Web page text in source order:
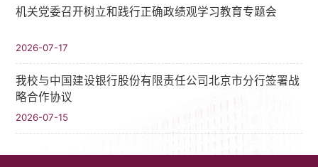
机关党委召开树立和践行正确政绩观学习教育专题会
2026-07-17
我校与中国建设银行股份有限责任公司北京市分行签署战
略合作协议
2026-07-15